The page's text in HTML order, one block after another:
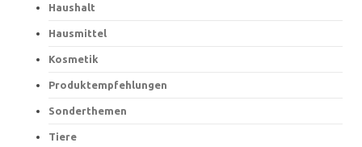
Haushalt
Hausmittel
Kosmetik
Produktempfehlungen
Sonderthemen
Tiere